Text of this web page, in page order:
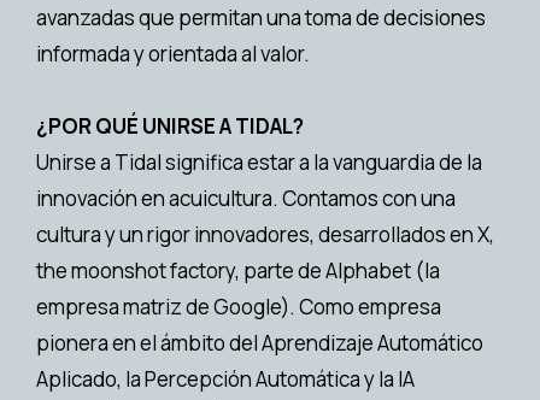
avanzadas que permitan una toma de decisiones
informada y orientada al valor.
¿POR QUÉ UNIRSE A TIDAL?
Unirse a Tidal significa estar a la vanguardia de la
innovación en acuicultura. Contamos con una
cultura y un rigor innovadores, desarrollados en X,
the moonshot factory, parte de Alphabet (la
empresa matriz de Google). Como empresa
pionera en el ámbito del Aprendizaje Automático
Aplicado, la Percepción Automática y la IA